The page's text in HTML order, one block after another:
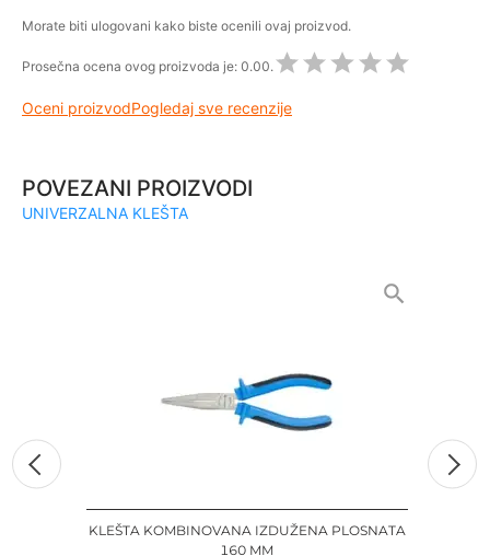
Morate biti ulogovani kako biste ocenili ovaj proizvod.
Prosečna ocena ovog proizvoda je: 0.00.
Oceni proizvodPogledaj sve recenzije
POVEZANI PROIZVODI
UNIVERZALNA KLEŠTA
KLEŠTA KOMBINOVANA IZDUŽENA PLOSNATA
160 MM